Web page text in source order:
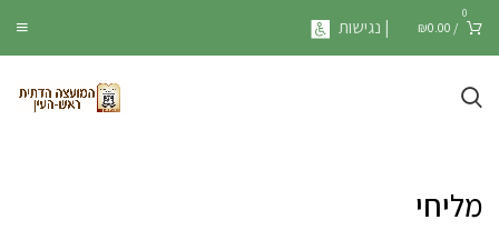
0
/
₪0.00 | נגישות
מליחי